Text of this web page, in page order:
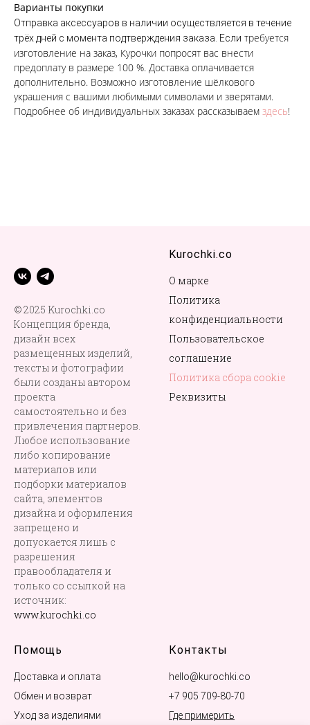
Варианты покупки
Отправка аксессуаров в наличии осуществляется в течение
трёх дней с момента подтверждения заказа. Если требуется
изготовление на заказ, Курочки попросят вас внести
предоплату в размере 100 %. Доставка оплачивается
дополнительно. Возможно изготовление шёлкового
украшения с вашими любимыми символами и зверятами.
Подробнее об индивидуальных заказах рассказываем здесь!
© 2025 Kurochki.co
Концепция бренда,
дизайн всех
размещенных изделий,
тексты и фотографии
были созданы автором
проекта
самостоятельно и без
привлечения партнеров.
Любое использование
либо копирование
материалов или
подборки материалов
сайта, элементов
дизайна и оформления
запрещено и
допускается лишь с
разрешения
правообладателя и
только со ссылкой на
источник:
www.kurochki.co
Kurochki.co
О марке
Политика
конфиденциальности
Пользовательское
соглашение
Политика сбора cookie
Реквизиты
Помощь
Доставка и оплата
Обмен и возврат
Уход за изделиями
Контакты
hello@kurochki.co
+7 905 709-80-70
Где примерить